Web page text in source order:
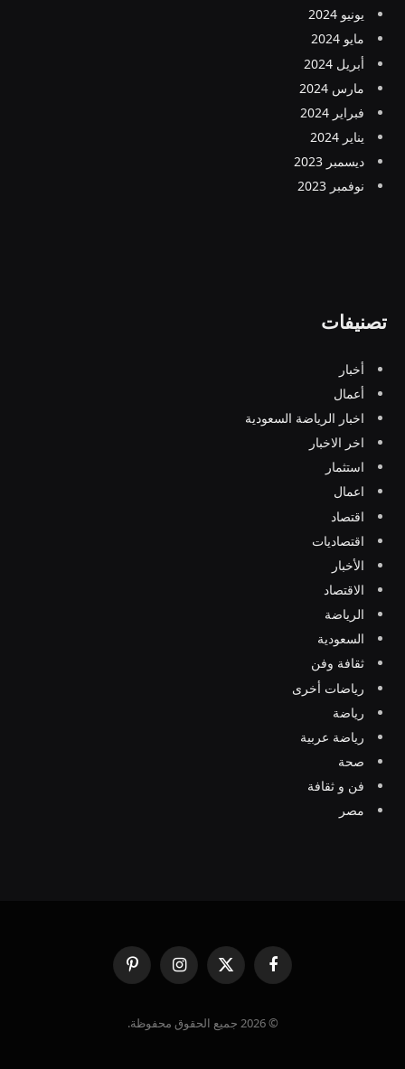
يونيو 2024
مايو 2024
أبريل 2024
مارس 2024
فبراير 2024
يناير 2024
ديسمبر 2023
نوفمبر 2023
تصنيفات
أخبار
أعمال
اخبار الرياضة السعودية
اخر الاخبار
استثمار
اعمال
اقتصاد
اقتصاديات
الأخبار
الاقتصاد
الرياضة
السعودية
ثقافة وفن
رياضات أخرى
رياضة
رياضة عربية
صحة
فن و ثقافة
مصر
فيسبوك
X
(Twitter)
الانستغرامبينتيريست
© 2026 جميع الحقوق محفوظة.